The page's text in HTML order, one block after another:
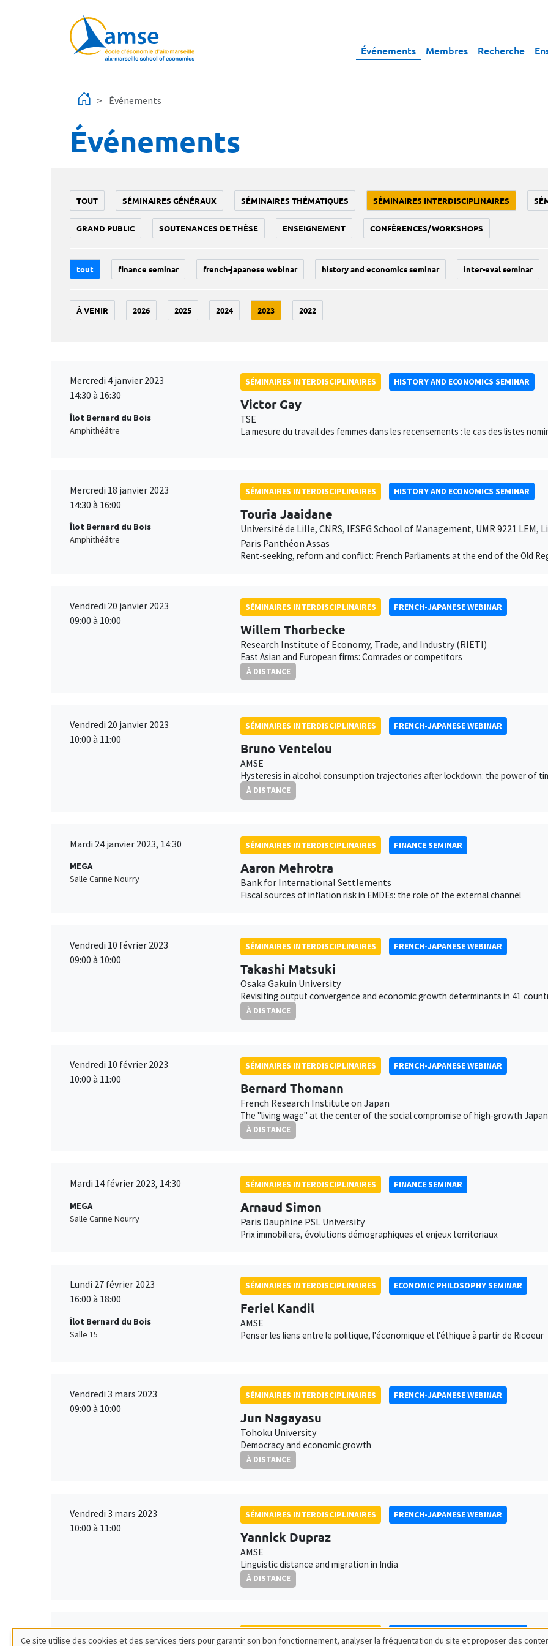
Événements Membres Recherche
Événements
Événements
TOUT SÉMINAIRES GÉNÉRAUX SÉMINAIRES THÉMATIQUES SÉMINAIRES INTERDISCIPLINAIRES
GRAND PUBLIC SOUTENANCES DE THÈSE ENSEIGNEMENT CONFÉRENCES/WORKSHOPS
tout finance seminar french-japanese webinar history and economics seminar inter-eval seminar
À VENIR 2026 2025 2024 2023 2022
Mercredi 4 janvier 2023
14:30 à 16:30
Îlot Bernard du Bois
Amphithéâtre
SÉMINAIRES INTERDISCIPLINAIRES HISTORY AND ECONOMICS SEMINAR
Victor Gay
TSE
La mesure du travail des femmes dans les recensements : le cas des listes
Mercredi 18 janvier 2023
14:30 à 16:00
Îlot Bernard du Bois
Amphithéâtre
SÉMINAIRES INTERDISCIPLINAIRES HISTORY AND ECONOMICS SEMINAR
Touria Jaaidane
Université de Lille, CNRS, IESEG School of Management, UMR 9221
Paris Panthéon Assas
Rent-seeking, reform and conflict: French Parliaments at the end of the Old
Vendredi 20 janvier 2023
09:00 à 10:00
SÉMINAIRES INTERDISCIPLINAIRES FRENCH-JAPANESE WEBINAR
Willem Thorbecke
Research Institute of Economy, Trade, and Industry (RIETI)
East Asian and European firms: Comrades or competitors
À DISTANCE
Vendredi 20 janvier 2023
10:00 à 11:00
SÉMINAIRES INTERDISCIPLINAIRES FRENCH-JAPANESE WEBINAR
Bruno Ventelou
AMSE
Hysteresis in alcohol consumption trajectories after lockdown: the power of
À DISTANCE
Mardi 24 janvier 2023, 14:30
MEGA
Salle Carine Nourry
SÉMINAIRES INTERDISCIPLINAIRES FINANCE SEMINAR
Aaron Mehrotra
Bank for International Settlements
Fiscal sources of inflation risk in EMDEs: the role of the external channel
Vendredi 10 février 2023
09:00 à 10:00
SÉMINAIRES INTERDISCIPLINAIRES FRENCH-JAPANESE WEBINAR
Takashi Matsuki
Osaka Gakuin University
Revisiting output convergence and economic growth determinants in 41
À DISTANCE
Vendredi 10 février 2023
10:00 à 11:00
SÉMINAIRES INTERDISCIPLINAIRES FRENCH-JAPANESE WEBINAR
Bernard Thomann
French Research Institute on Japan
The "living wage" at the center of the social compromise of high-growth
À DISTANCE
Mardi 14 février 2023, 14:30
MEGA
Salle Carine Nourry
SÉMINAIRES INTERDISCIPLINAIRES FINANCE SEMINAR
Arnaud Simon
Paris Dauphine PSL University
Prix immobiliers, évolutions démographiques et enjeux territoriaux
Lundi 27 février 2023
16:00 à 18:00
Îlot Bernard du Bois
Salle 15
SÉMINAIRES INTERDISCIPLINAIRES ECONOMIC PHILOSOPHY SEMINAR
Feriel Kandil
AMSE
Penser les liens entre le politique, l'économique et l'éthique à partir de Ricoeur
Vendredi 3 mars 2023
09:00 à 10:00
SÉMINAIRES INTERDISCIPLINAIRES FRENCH-JAPANESE WEBINAR
Jun Nagayasu
Tohoku University
Democracy and economic growth
À DISTANCE
Vendredi 3 mars 2023
10:00 à 11:00
SÉMINAIRES INTERDISCIPLINAIRES FRENCH-JAPANESE WEBINAR
Yannick Dupraz
AMSE
Linguistic distance and migration in India
À DISTANCE
Lundi 20 mars 2023
Ce site utilise des cookies et des services tiers pour garantir son bon fonctionnement, analyser la fréquentation du site et proposer des